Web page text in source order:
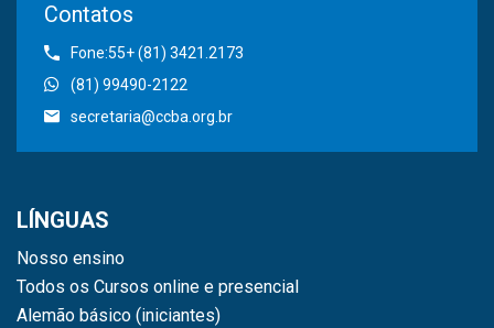
Contatos
Fone:55+ (81) 3421.2173
(81) 99490-2122
secretaria@ccba.org.br
LÍNGUAS
Nosso ensino
Todos os Cursos online e presencial
Alemão básico (iniciantes)